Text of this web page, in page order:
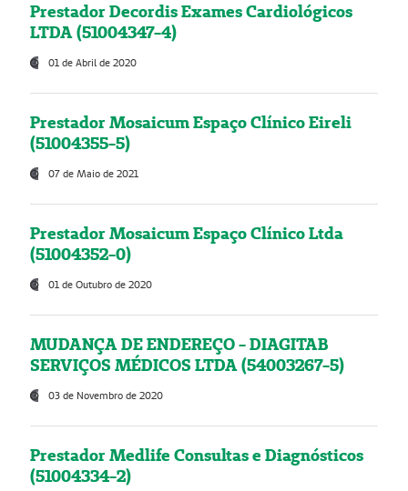
Prestador Decordis Exames Cardiológicos
LTDA (51004347-4)
01 de Abril de 2020
Prestador Mosaicum Espaço Clínico Eireli
(51004355-5)
07 de Maio de 2021
Prestador Mosaicum Espaço Clínico Ltda
(51004352-0)
01 de Outubro de 2020
MUDANÇA DE ENDEREÇO - DIAGITAB
SERVIÇOS MÉDICOS LTDA (54003267-5)
03 de Novembro de 2020
Prestador Medlife Consultas e Diagnósticos
(51004334-2)